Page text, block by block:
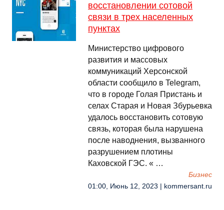
восстановлении сотовой
связи в трех населенных
пунктах
Министерство цифрового
развития и массовых
коммуникаций Херсонской
области сообщило в Telegram,
что в городе Голая Пристань и
селах Старая и Новая Збурьевка
удалось восстановить сотовую
связь, которая была нарушена
после наводнения, вызванного
разрушением плотины
Каховской ГЭС. « …
Бизнес
01:00, Июнь 12, 2023 | kommersant.ru